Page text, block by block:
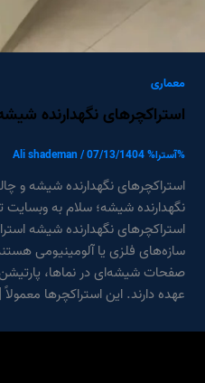
معماری
استراکچرهای نگهدارنده
%آسترا% Ali shademan/07/13/1404
استراکچرهای نگهدارنده شیشه و
نگهدارنده شیشه؛ سلام به
استراکچرهای نگهدارنده شیشه
سازه‌های فلزی یا آلومینیومی
صفحات شیشه‌ای در نماها،
عهده دارند. این استراکچرها